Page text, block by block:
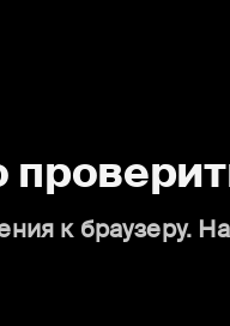
к браузеру.